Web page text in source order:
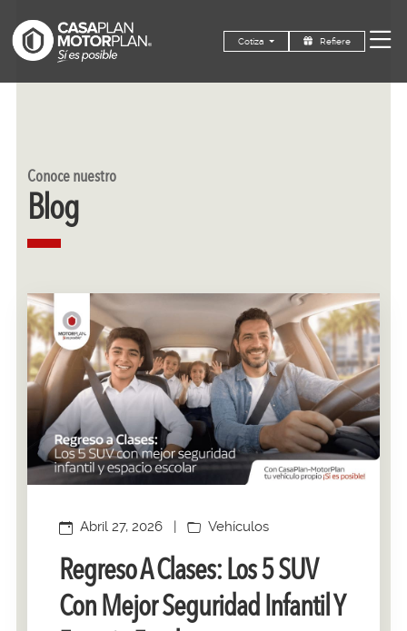
Cotiza Refiere
Conoce nuestro
Blog
Abril 27, 2026 | Vehículos
Regreso A Clases: Los 5 SUV
Con Mejor Seguridad Infantil Y